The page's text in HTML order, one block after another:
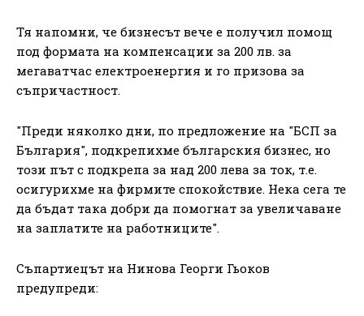
Тя напомни, че бизнесът вече е получил помощ
под формата на компенсации за 200 лв. за
мегаватчас електроенергия и го призова за
съпричастност.
"Преди няколко дни, по предложение на "БСП за
България", подкрепихме българския бизнес, но
този път с подкрепа за над 200 лева за ток, т.е.
осигурихме на фирмите спокойствие. Нека сега те
да бъдат така добри да помогнат за увеличаване
на заплатите на работниците".
Съпартиецът на Нинова Георги Гьоков
предупреди: